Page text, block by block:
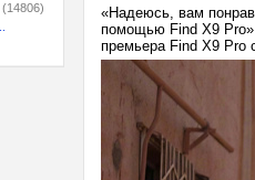
(14806)
«Надеюсь, вам
помощью Find X9
премьера Find X9 Pro